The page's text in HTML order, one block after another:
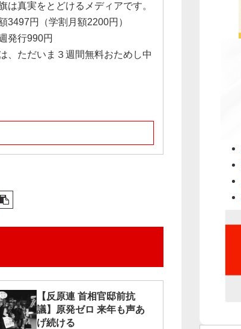
は真実をとどけるメディアです。
3497円（学割月額2200円）
発行990円
、ただいま３週間無料おためし中
【反原連 首相官邸前抗
議】原発ゼロ 来年も声あ
げ続ける